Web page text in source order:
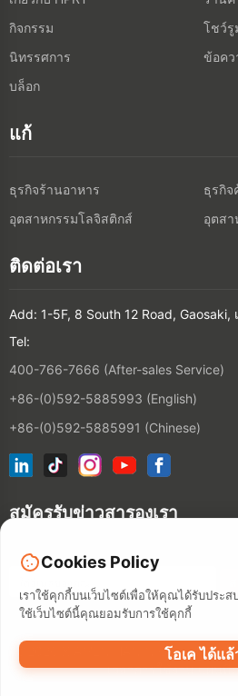
กิจกรรม
โชว์รู
นิทรรศการ
ข้อคว
บล็อก
แก้
ธุรกิจร้านอาหาร
ธุรกิจ
อุตสาหกรรมโลจิสติกส์
อุตส
ติดต่อเรา
Add: 1-5F, 8 South 12 Road, Gaosaki,
Tel:
400-766-7666 (After-sales Service)
+86-(0)592-5885993 (English)
+86-(0)592-5885991 (Chinese)
สมัครรับข่าวสารองเรา
©2026 XIAMEN HANIN CO., LTD.นโ
เวลาการใช้งาน แผนที่
Cookies Policy
เราใช้คุกกี้บนเว็บไซต์เพื่อให้คุณได้รับประ
ใช้เว็บไซต์นี้คุณยอมรับการใช้คุกกี้
โอเค ได้แล้